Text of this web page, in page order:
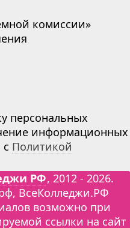
комиссии»
персональных
информационных
Политикой
РФ, 2012 - 2026.
ВсеКолледжи.РФ
возможно при
ссылки на сайт